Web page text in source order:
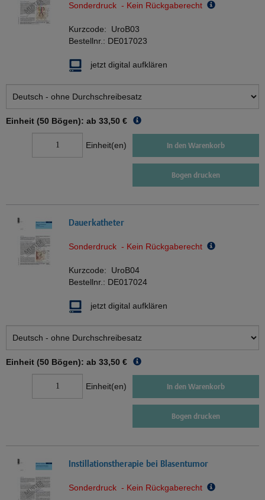
Sonderdruck - Kein Rückgaberecht
Kurzcode: UroB03
Bestellnr.: DE017023
jetzt digital aufklären
Einheit (50 Bögen): ab 33,50 €
Einheit(en) In den Warenkorb
Bogen drucken
Dauerkatheter
Sonderdruck - Kein Rückgaberecht
Kurzcode: UroB04
Bestellnr.: DE017024
jetzt digital aufklären
Einheit (50 Bögen): ab 33,50 €
Einheit(en) In den Warenkorb
Bogen drucken
Instillationstherapie bei Blasentumor
Sonderdruck - Kein Rückgaberecht